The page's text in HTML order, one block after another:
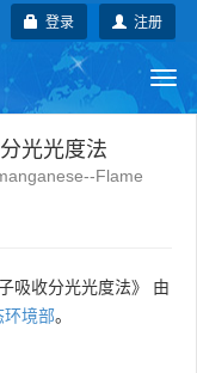
注册
登录
地方标准
光光度法
Flame
吸收分光光度法》 由
环境部。